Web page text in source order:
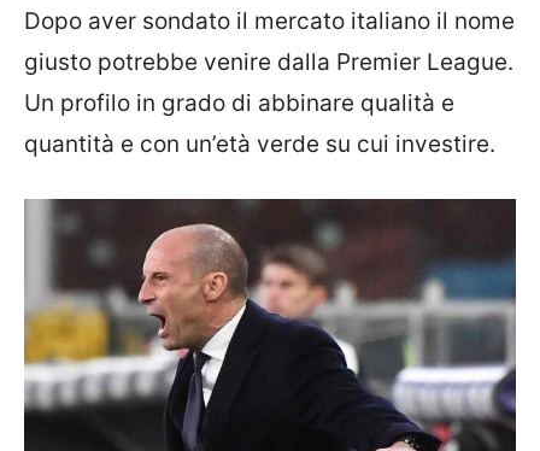
Dopo aver sondato il mercato italiano il nome
giusto potrebbe venire dalla Premier League.
Un profilo in grado di abbinare qualità e
quantità e con un’età verde su cui investire.